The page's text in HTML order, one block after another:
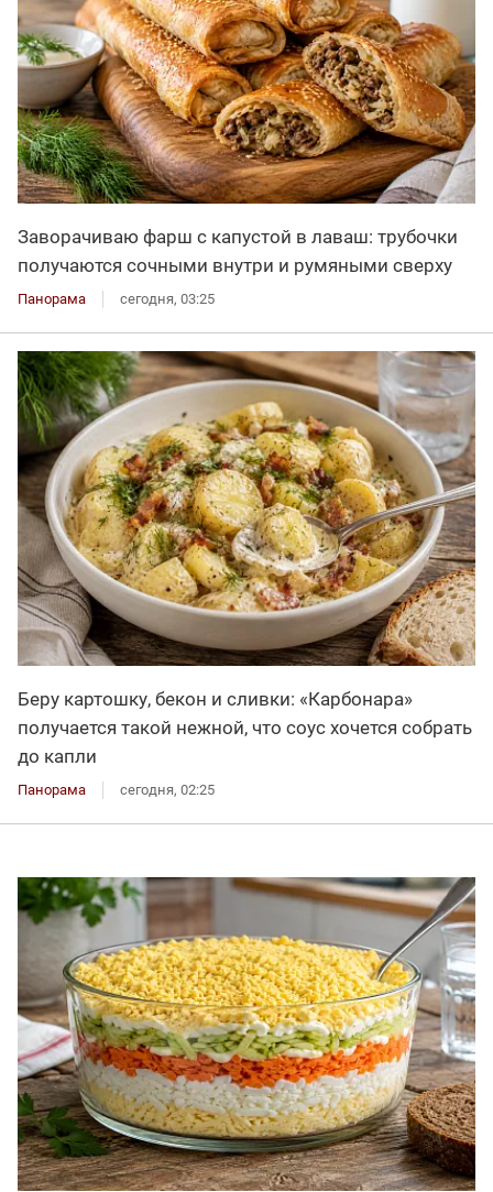
Заворачиваю фарш с капустой в лаваш: трубочки
получаются сочными внутри и румяными сверху
Панорама сегодня, 03:25
Беру картошку, бекон и сливки: «Карбонара»
получается такой нежной, что соус хочется собрать
до капли
Панорама сегодня, 02:25